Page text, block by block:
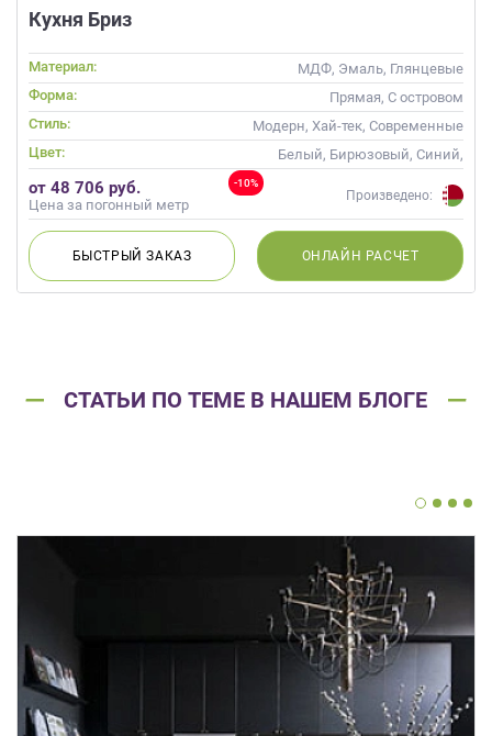
Кухня Бриз
Материал:
МДФ, Эмаль, Глянцевые
Форма:
Прямая, С островом
Стиль:
Модерн, Хай-тек, Современные
Цвет:
Белый, Бирюзовый, Синий,
Голубой
-10%
от 48 706 руб.
Цена за погонный метр
Произведено:
БЫСТРЫЙЗАКАЗ ОНЛАЙН РАСЧЕТ
СТАТЬИ ПО ТЕМЕ В НАШЕМ БЛОГЕ